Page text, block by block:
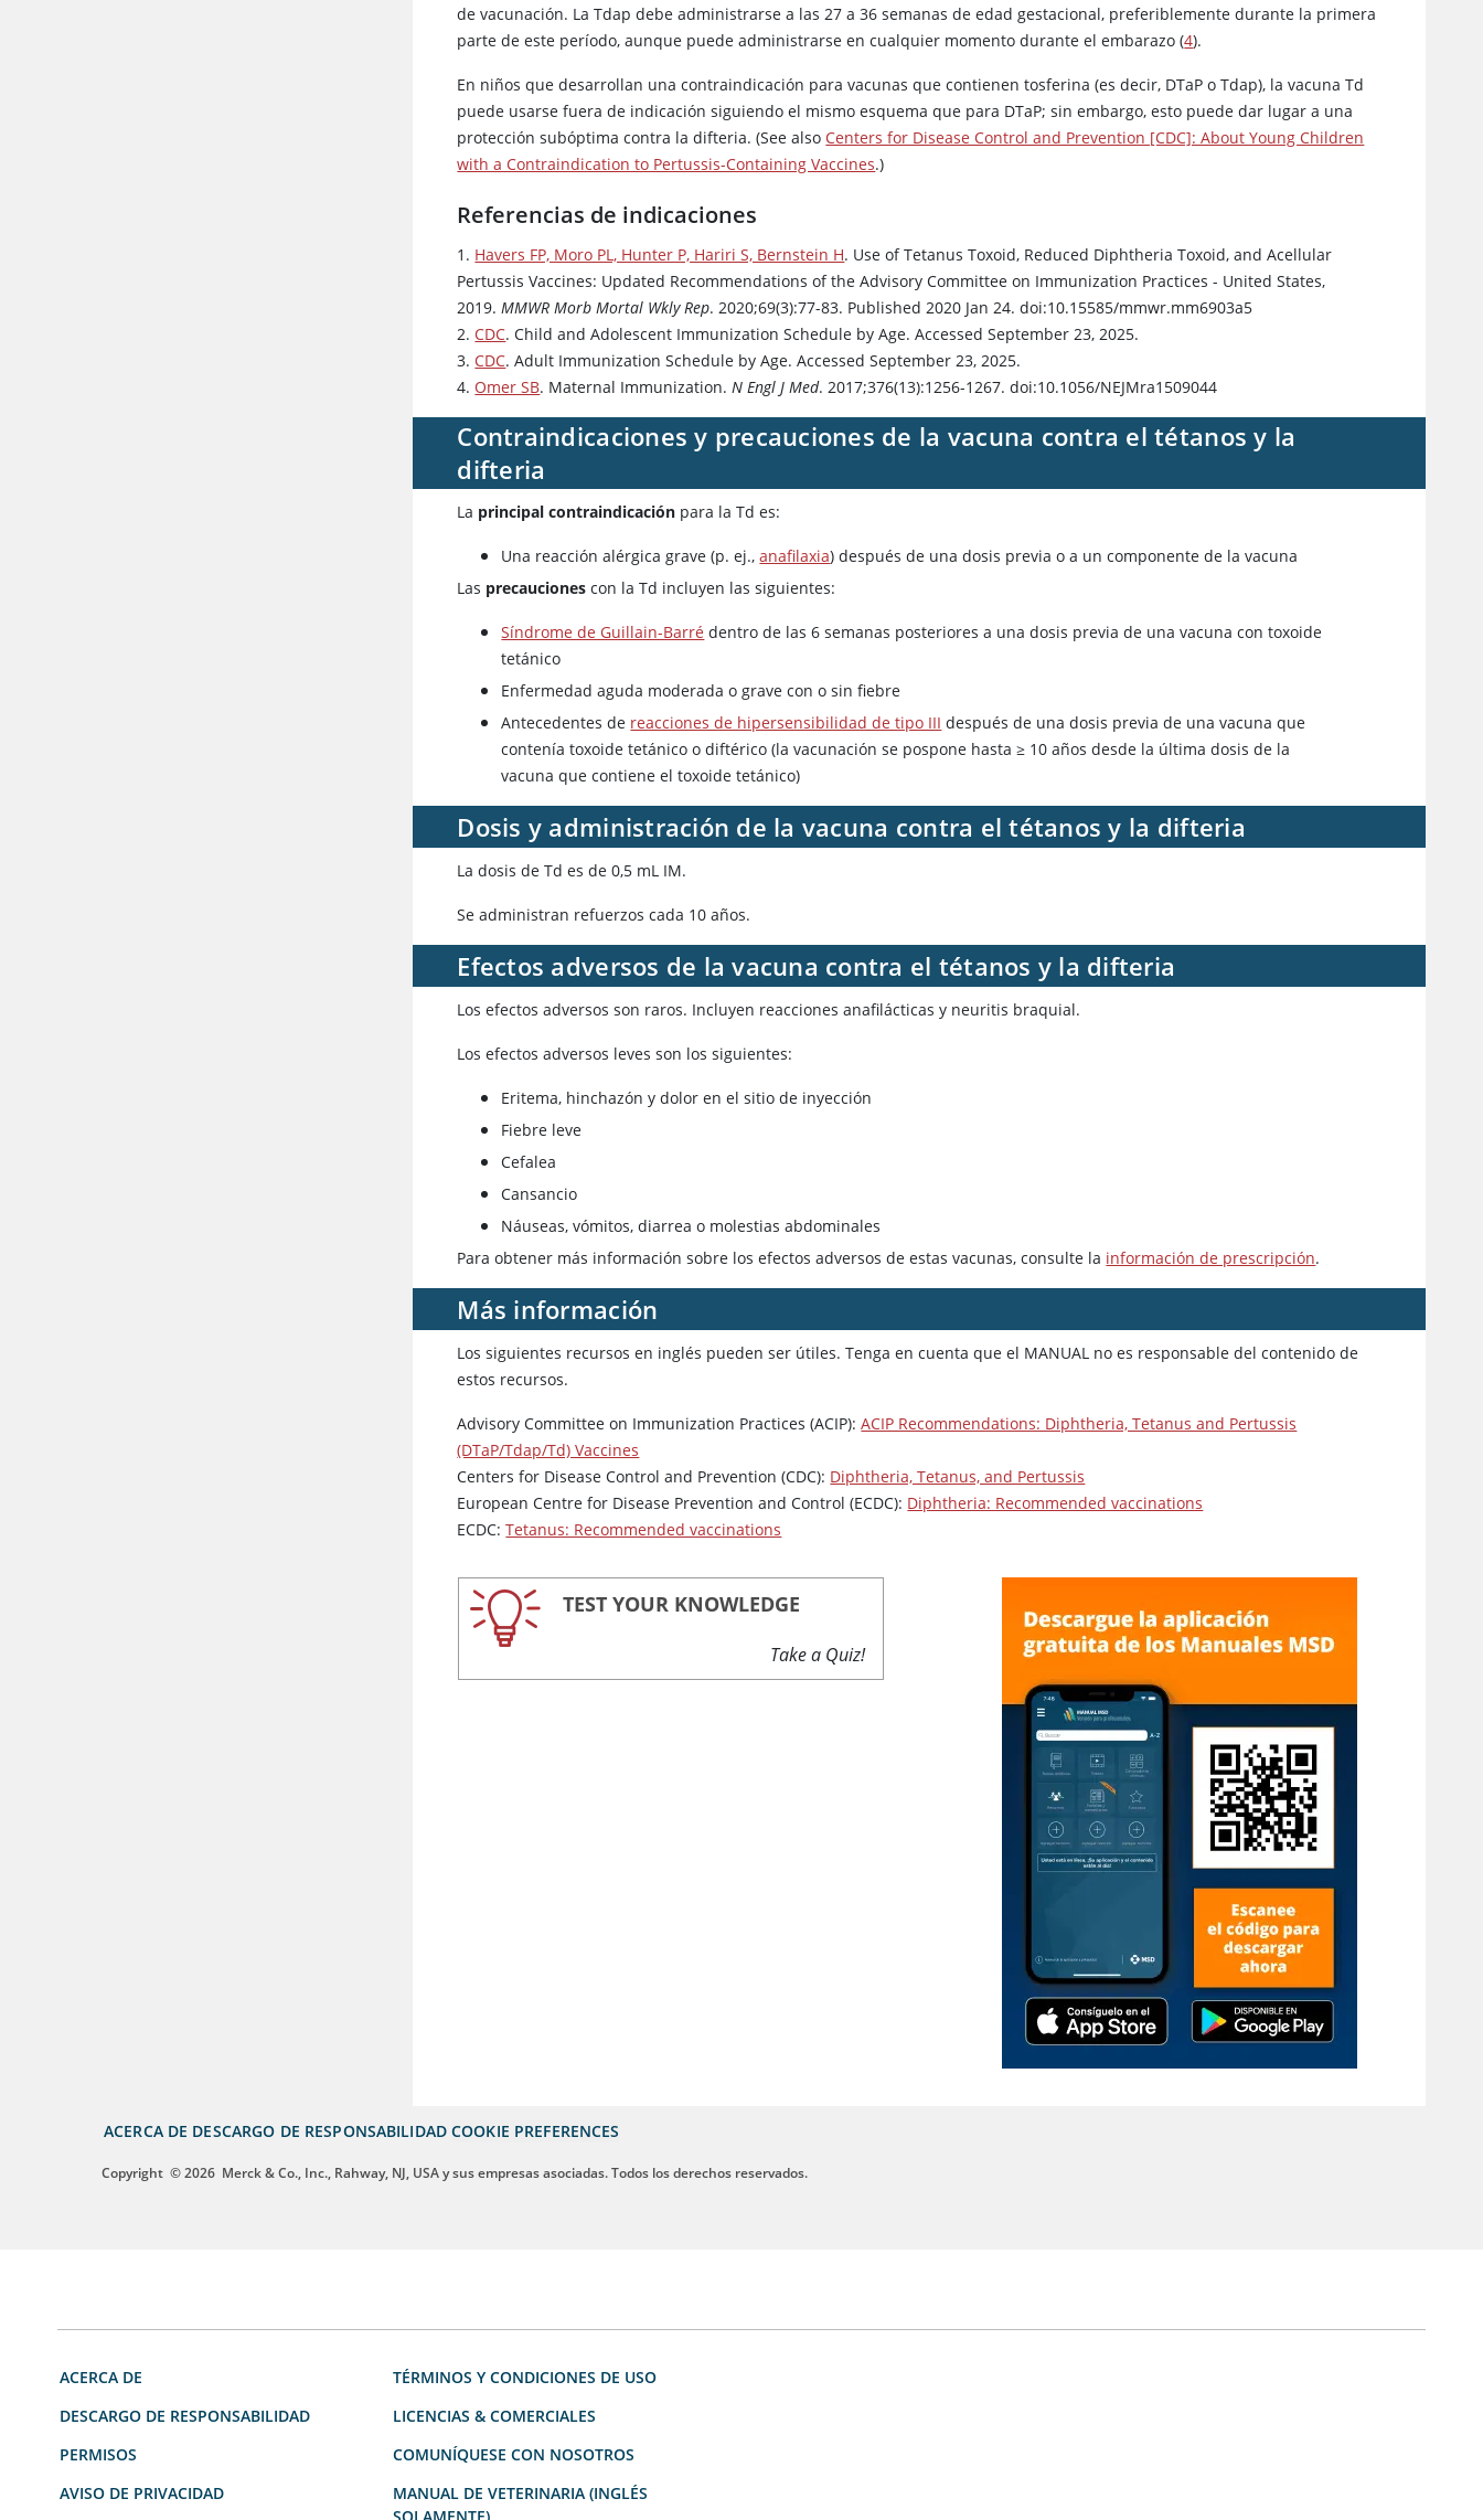
de vacunación. La Tdap debe administrarse a las 27 a 36 semanas de edad gestacional, preferiblemente durante la primera
parte de este período, aunque puede administrarse en cualquier momento durante el embarazo (4).
En niños que desarrollan una contraindicación para vacunas que contienen tosferina (es decir, DTaP o Tdap), la vacuna Td
puede usarse fuera de indicación siguiendo el mismo esquema que para DTaP; sin embargo, esto puede dar lugar a una
protección subóptima contra la difteria. (See also Centers for Disease Control and Prevention [CDC]: About Young Children
with a Contraindication to Pertussis-Containing Vaccines.)
Referencias de indicaciones
1. Havers FP, Moro PL, Hunter P, Hariri S, Bernstein H. Use of Tetanus Toxoid, Reduced Diphtheria Toxoid, and Acellular
Pertussis Vaccines: Updated Recommendations of the Advisory Committee on Immunization Practices - United States,
2019.MMWR Morb Mortal Wkly Rep. 2020;69(3):77-83. Published 2020 Jan 24. doi:10.15585/mmwr.mm6903a5
2. CDC. Child and Adolescent Immunization Schedule by Age. Accessed September 23, 2025.
3. CDC. Adult Immunization Schedule by Age. Accessed September 23, 2025.
4. Omer SB. Maternal Immunization.N Engl J Med. 2017;376(13):1256-1267. doi:10.1056/NEJMra1509044
Contraindicaciones y precauciones de la vacuna contra el tétanos y la
difteria
La principal contraindicación para la Td es:
Una reacción alérgica grave (p. ej.,anafilaxia) después de una dosis previa o a un componente de la vacuna
Las precauciones con la Td incluyen las siguientes:
Síndrome de Guillain-Barré dentro de las 6 semanas posteriores a una dosis previa de una vacuna con toxoide
tetánico
Enfermedad aguda moderada o grave con o sin fiebre
Antecedentes de reacciones de hipersensibilidad de tipo III después de una dosis previa de una vacuna que
contenía toxoide tetánico o diftérico (la vacunación se pospone hasta ≥ 10 años desde la última dosis de la
vacuna que contiene el toxoide tetánico)
Dosis y administración de la vacuna contra el tétanos y la difteria
La dosis de Td es de 0,5 mL IM.
Se administran refuerzos cada 10 años.
Efectos adversos de la vacuna contra el tétanos y la difteria
Los efectos adversos son raros. Incluyen reacciones anafilácticas y neuritis braquial.
Los efectos adversos leves son los siguientes:
Eritema, hinchazón y dolor en el sitio de inyección
Fiebre leve
Cefalea
Cansancio
Náuseas, vómitos, diarrea o molestias abdominales
Para obtener más información sobre los efectos adversos de estas vacunas, consulte la información de prescripción.
Más información
Los siguientes recursos en inglés pueden ser útiles. Tenga en cuenta que el MANUAL no es responsable del contenido de
estos recursos.
Advisory Committee on Immunization Practices (ACIP):ACIP Recommendations: Diphtheria, Tetanus and Pertussis
(DTaP/Tdap/Td) Vaccines
Centers for Disease Control and Prevention (CDC): Diphtheria, Tetanus, and Pertussis
European Centre for Disease Prevention and Control (ECDC): Diphtheria: Recommended vaccinations
ECDC:Tetanus: Recommended vaccinations
TEST YOUR KNOWLEDGE
Take a Quiz!
ACERCA DE DESCARGO DE RESPONSABILIDAD COOKIE PREFERENCES
Copyright © 2026 Merck & Co., Inc., Rahway, NJ, USA y sus empresas asociadas. Todos los derechos reservados.
ACERCA DE
DESCARGO DE RESPONSABILIDAD
PERMISOS
AVISO DE PRIVACIDAD
TÉRMINOS Y CONDICIONES DE USO
LICENCIAS & COMERCIALES
COMUNÍQUESE CON NOSOTROS
MANUAL DE VETERINARIA (INGLÉS